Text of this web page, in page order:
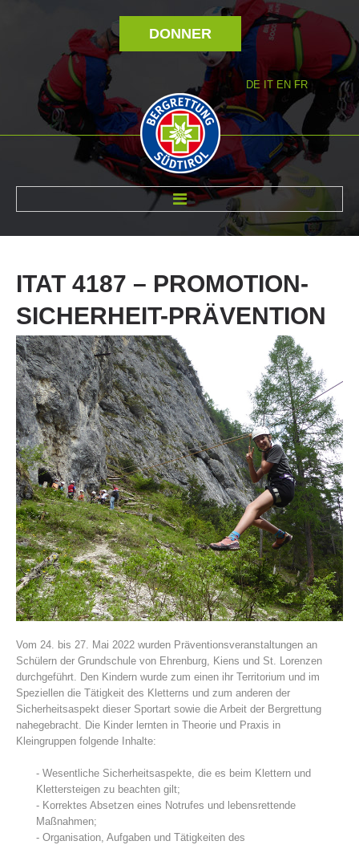
DONNER
DE IT EN FR
Histoire de l'association
ITAT 4187 – PROMOTION-
SICHERHEIT-PRÄVENTION
Vom 24. bis 27. Mai 2022 wurden Präventionsveranstaltungen an
Schülern der Grundschule von Ehrenburg, Kiens und St. Lorenzen
durchgeführt. Den Kindern wurde zum einen ihr Territorium und im
Speziellen die Tätigkeit des Kletterns und zum anderen der
Sicherheitsaspekt dieser Sportart sowie die Arbeit der Bergrettung
nahegebracht. Die Kinder lernten in Theorie und Praxis in
Kleingruppen folgende Inhalte:
- Wesentliche Sicherheitsaspekte, die es beim Klettern und
Klettersteigen zu beachten gilt;
- Korrektes Absetzen eines Notrufes und lebensrettende
Maßnahmen;
- Organisation, Aufgaben und Tätigkeiten des